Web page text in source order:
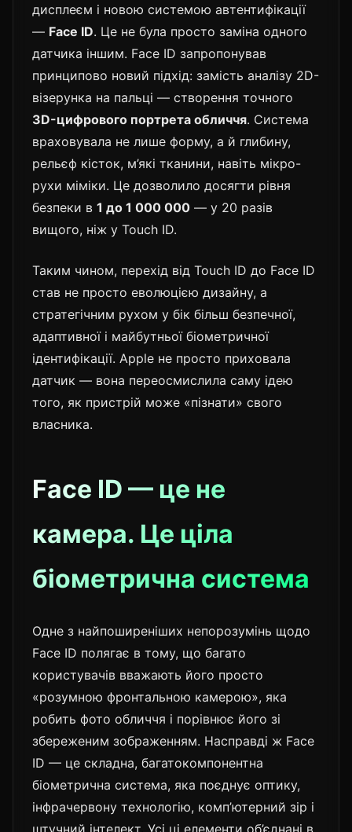
дисплеєм і новою системою автентифікації
— Face ID. Це не була просто заміна одного
датчика іншим. Face ID запропонував
принципово новий підхід: замість аналізу 2D-
візерунка на пальці — створення точного
3D-цифрового портрета обличчя. Система
враховувала не лише форму, а й глибину,
рельєф кісток, м’які тканини, навіть мікро-
рухи міміки. Це дозволило досягти рівня
безпеки в 1 до 1 000 000 — у 20 разів
вищого, ніж у Touch ID.
Таким чином, перехід від Touch ID до Face ID
став не просто еволюцією дизайну, а
стратегічним рухом у бік більш безпечної,
адаптивної і майбутньої біометричної
ідентифікації. Apple не просто приховала
датчик — вона переосмислила саму ідею
того, як пристрій може «пізнати» свого
власника.
Face ID — це не
камера. Це ціла
біометрична система
Одне з найпоширеніших непорозумінь щодо
Face ID полягає в тому, що багато
користувачів вважають його просто
«розумною фронтальною камерою», яка
робить фото обличчя і порівнює його зі
збереженим зображенням. Насправді ж Face
ID — це складна, багатокомпонентна
біометрична система, яка поєднує оптику,
інфрачервону технологію, комп’ютерний зір і